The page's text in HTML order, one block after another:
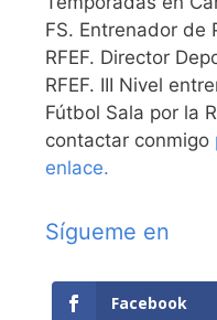
FS. Entrenador de
RFEF. Director
RFEF. III Nivel
Fútbol Sala por la
contactar conmigo
enlace.
Sígueme en
Facebook